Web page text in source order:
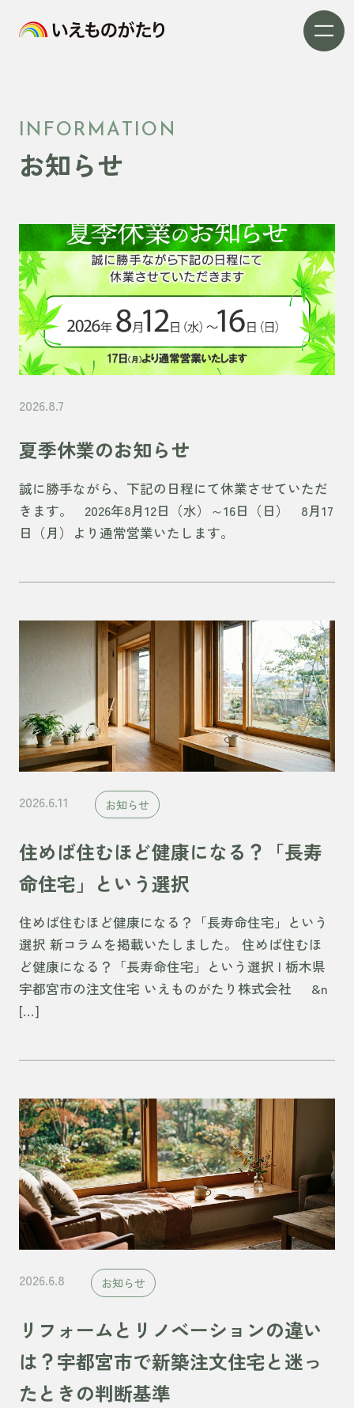
INFORMATION
お知らせ
2026.8.7
夏季休業のお知らせ
誠に勝手ながら、下記の日程にて休業させていただ
きます。 2026年8月12日（水）～16日（日） 8月17
日（月）より通常営業いたします。
2026.6.11 お知らせ
住めば住むほど健康になる？「長寿
命住宅」という選択
住めば住むほど健康になる？「長寿命住宅」という
選択 新コラムを掲載いたしました。 住めば住むほ
ど健康になる？「長寿命住宅」という選択 | 栃木県
宇都宮市の注文住宅 いえものがたり株式会社 &n
[…]
2026.6.8 お知らせ
リフォームとリノベーションの違い
は？宇都宮市で新築注文住宅と迷っ
たときの判断基準